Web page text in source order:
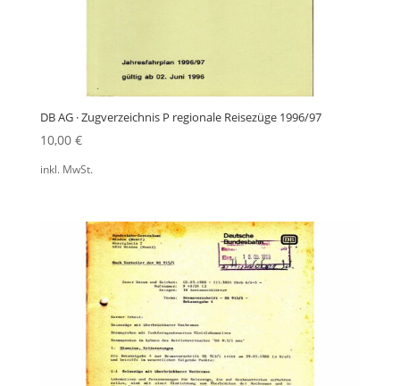
DB AG · Zugverzeichnis P regionale Reisezüge 1996/97
10,00 €
inkl. MwSt.